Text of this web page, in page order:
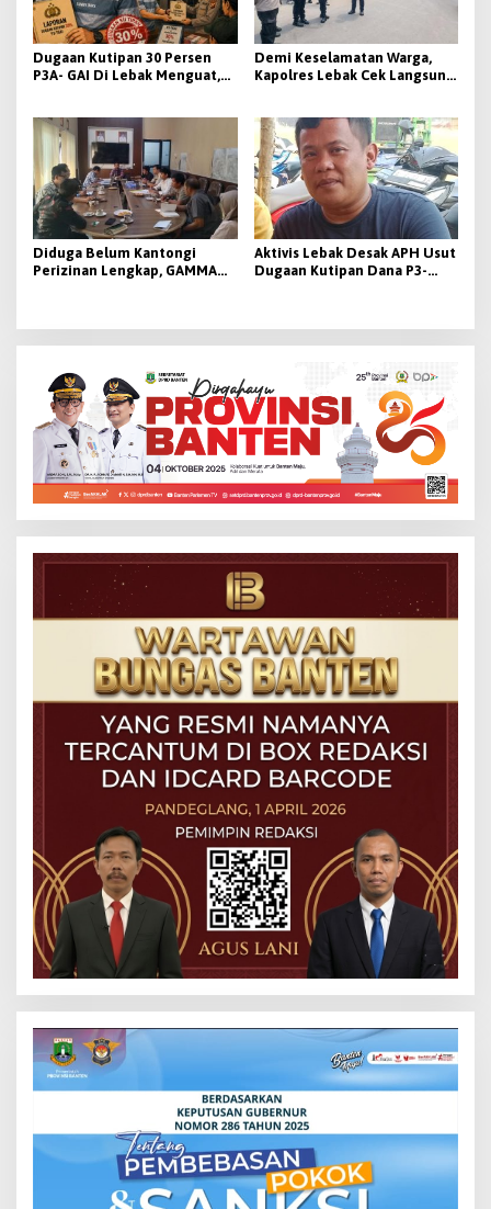
Dugaan Kutipan 30 Persen
P3A- GAI Di Lebak Menguat,
Demi Keselamatan Warga,
Kapolres Lebak Cek Langsung
Diduga Belum Kantongi
Perizinan Lengkap, GAMMA
Aktivis Lebak Desak APH Usut
Dugaan Kutipan Dana P3-